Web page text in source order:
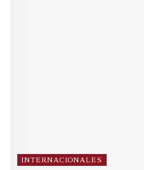
INTERNACIONALES